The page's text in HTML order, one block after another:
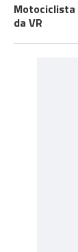
Motociclista
da VR